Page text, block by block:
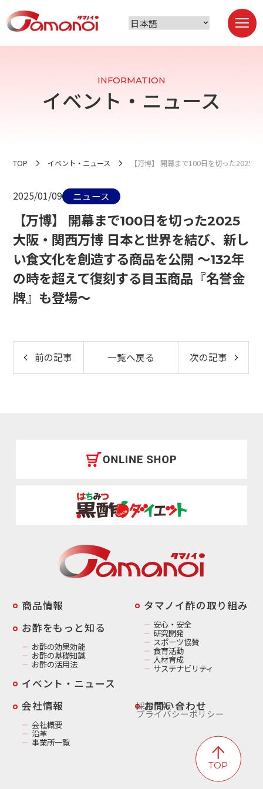
INFORMATION
イベント・ニュース
TOP イベント・ニュース 【万博】 開幕まで100日を切った2025
2025/01/09 ニュース
【万博】 開幕まで100日を切った2025
大阪・関西万博 日本と世界を結び、新し
い食文化を創造する商品を公開 ～132年
の時を超えて復刻する目玉商品『名誉金
牌』も登場～
前の記事 一覧へ戻る 次の記事
商品情報
お酢をもっと知る
お酢の効果効能
お酢の基礎知識
お酢の活用法
️タマノイ酢の取り組み
安心・安全
研究開発
スポーツ協賛
食育活動
人材育成
サステナビリティ
イベント・ニュース
️会社情報
会社概要
沿革
事業所一覧
お問い合わせ
採用情報
プライバシーポリシー
TOP